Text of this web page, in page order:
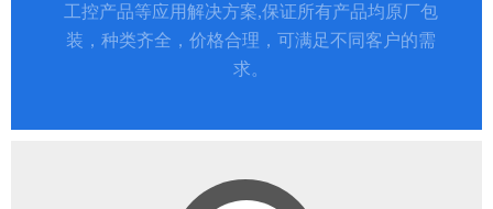
工控产品等应用解决方案,保证所有产品均原厂包
装，种类齐全，价格合理，可满足不同客户的需
求。